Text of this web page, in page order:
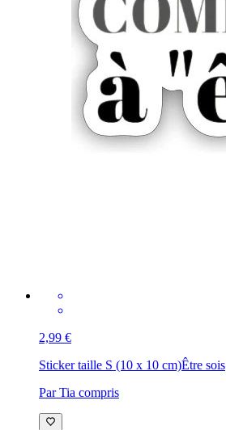
2,99 €
Sticker taille S (10 x 10 cm)Être sois
Par Tia compris